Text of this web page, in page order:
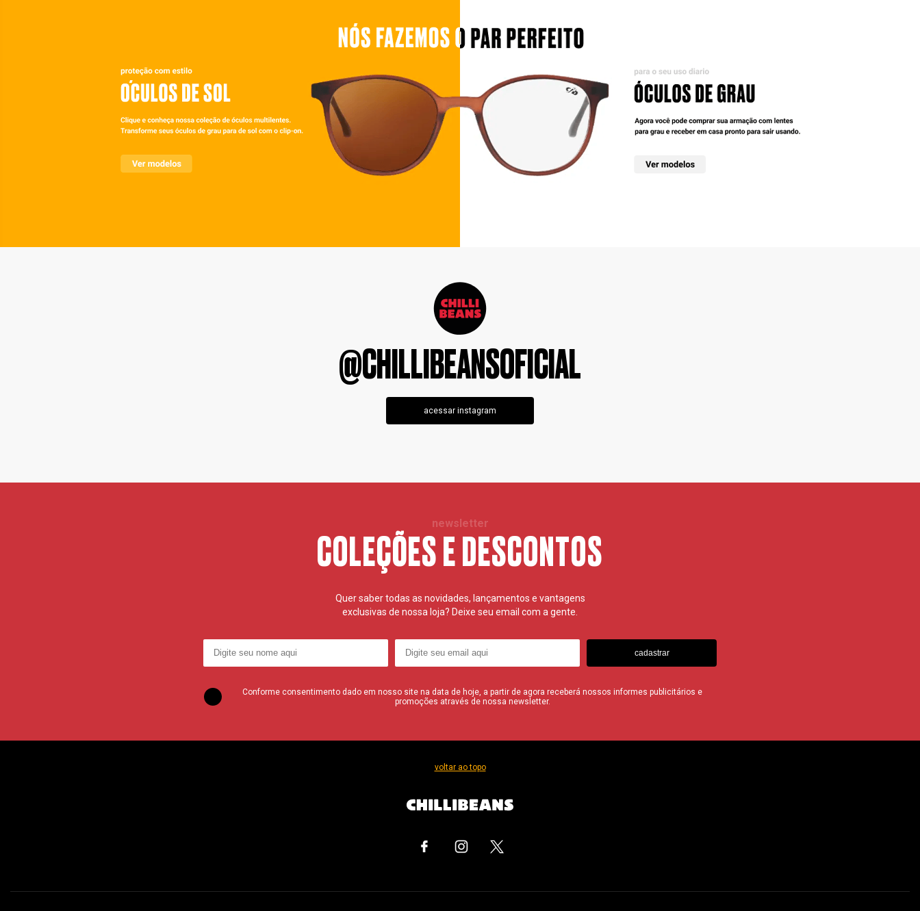
@CHILLIBEANSOFICIAL
acessar instagram
newsletter
COLEÇÕES E DESCONTOS
Quer saber todas as novidades, lançamentos e vantagens
exclusivas de nossa loja? Deixe seu email com a gente.
cadastrar
Conforme consentimento dado em nosso site na data de hoje, a partir de agora receberá nossos informes publicitários e
promoções através de nossa newsletter.
voltar ao topo